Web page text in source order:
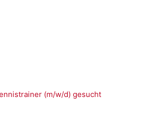
(m/w/d) gesucht